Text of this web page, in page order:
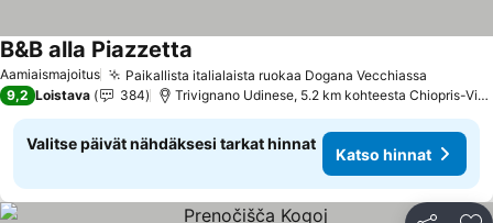
Aamiaismajoitus Paikallista italialaista ruokaa Dogana Vecchiassa
B&B alla Piazzetta
9,2 Loistava 384 Trivignano Udinese, 5.2 km kohteesta Chiopris-Viscone
Valitse päivät nähdäksesi tarkat hinnat
Katso hinnat